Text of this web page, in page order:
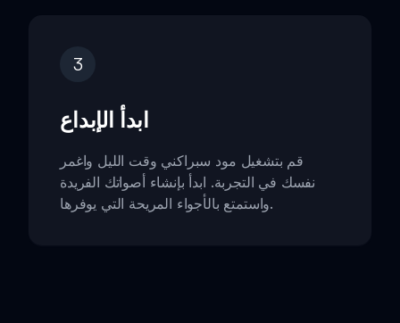
3
ابدأ الإبداع
قم بتشغيل مود سبراكني وقت الليل واغمر
نفسك في التجربة. ابدأ بإنشاء أصواتك الفريدة
واستمتع بالأجواء المريحة التي يوفرها.